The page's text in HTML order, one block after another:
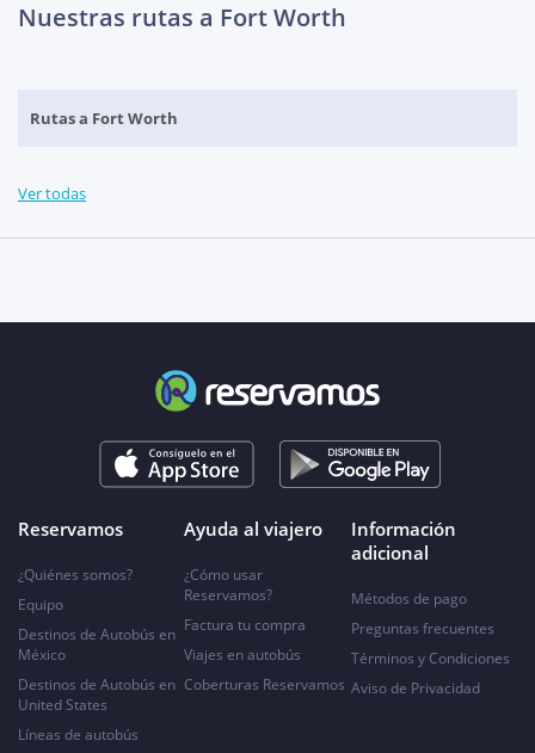
Nuestras rutas a Fort Worth
Rutas a Fort Worth
Ver todas
Reservamos
¿Quiénes somos?
Equipo
Destinos de Autobús en
México
Destinos de Autobús en
United States
Líneas de autobús
Ayuda al viajero
¿Cómo usar
Reservamos?
Factura tu compra
Viajes en autobús
Coberturas Reservamos
Información
adicional
Métodos de pago
Preguntas frecuentes
Términos y Condiciones
Aviso de Privacidad